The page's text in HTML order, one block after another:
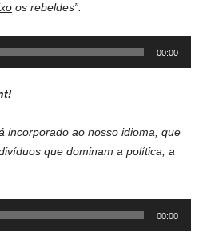
os rebeldes”.
00:00
incorporado ao nosso idioma, que
que dominam a política, a
00:00